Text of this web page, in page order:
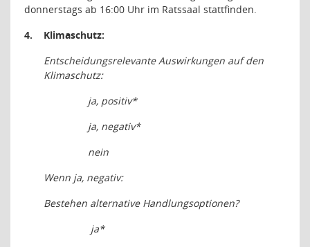
donnerstags ab 16:00 Uhr im Ratssaal stattfinden.
4.
Klimaschutz:
Entscheidungsrelevante Auswirkungen auf den
Klimaschutz:
ja, positiv*
ja, negativ*
nein
Wenn ja, negativ:
Bestehen alternative Handlungsoptionen?
ja*